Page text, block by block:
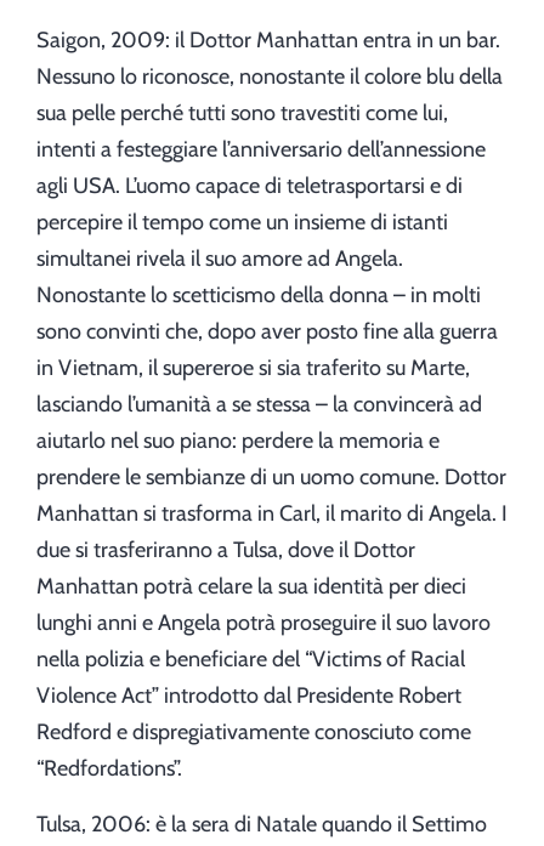
Saigon, 2009: il Dottor Manhattan entra in un bar.
Nessuno lo riconosce, nonostante il colore blu della
sua pelle perché tutti sono travestiti come lui,
intenti a festeggiare l’anniversario dell’annessione
agli USA. L’uomo capace di teletrasportarsi e di
percepire il tempo come un insieme di istanti
simultanei rivela il suo amore ad Angela.
Nonostante lo scetticismo della donna – in molti
sono convinti che, dopo aver posto fine alla guerra
in Vietnam, il supereroe si sia traferito su Marte,
lasciando l’umanità a se stessa – la convincerà ad
aiutarlo nel suo piano: perdere la memoria e
prendere le sembianze di un uomo comune. Dottor
Manhattan si trasforma in Carl, il marito di Angela. I
due si trasferiranno a Tulsa, dove il Dottor
Manhattan potrà celare la sua identità per dieci
lunghi anni e Angela potrà proseguire il suo lavoro
nella polizia e beneficiare del “Victims of Racial
Violence Act” introdotto dal Presidente Robert
Redford e dispregiativamente conosciuto come
“Redfordations”.
Tulsa, 2006: è la sera di Natale quando il Settimo